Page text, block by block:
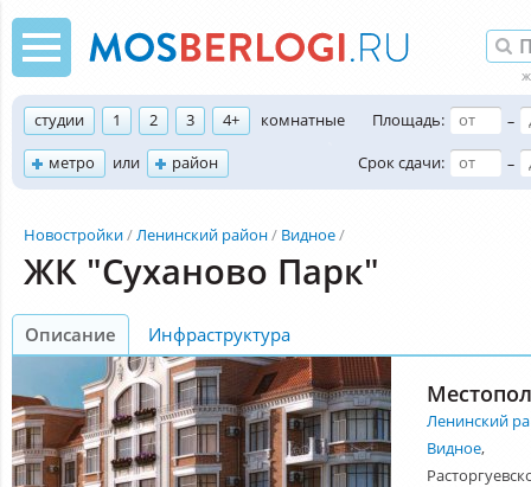
студии 1 2 3 4+
комнатные
метро
или район
Площадь:
–
Срок сдачи:
–
Новостройки Ленинский район Видное
ЖК "Суханово Парк"
Описание Инфраструктура
Ленинский
Видное,